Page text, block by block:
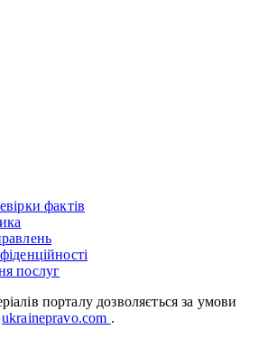
фактів
послуг
порталу дозволяється за умови
ukrainepravo.com .